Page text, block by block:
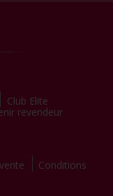
Club Elite
revendeur
Conditions